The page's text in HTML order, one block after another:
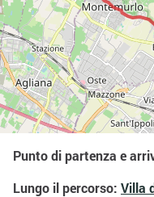
Punto di partenza e
Lungo il percorso: Villa